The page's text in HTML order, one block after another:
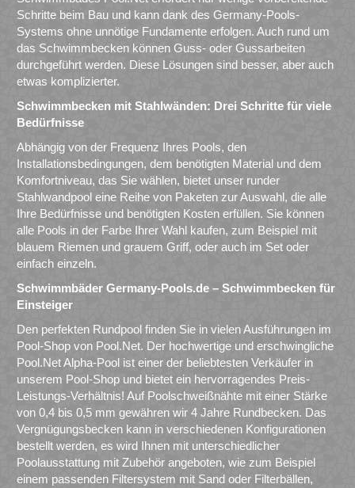
Schritte beim Bau und kann dank des Germany-Pools-
Systems ohne unnötige Fundamente erfolgen. Auch rund um
das Schwimmbecken können Guss- oder Gussarbeiten
durchgeführt werden. Diese Lösungen sind besser, aber auch
etwas komplizierter.
Schwimmbecken mit Stahlwänden: Drei Schritte für viele
Bedürfnisse
Abhängig von der Frequenz Ihres Pools, den
Installationsbedingungen, dem benötigten Material und dem
Komfortniveau, das Sie wählen, bietet unser runder
Stahlwandpool eine Reihe von Paketen zur Auswahl, die alle
Ihre Bedürfnisse und benötigten Kosten erfüllen. Sie können
alle Pools in der Farbe Ihrer Wahl kaufen, zum Beispiel mit
blauem Riemen und grauem Griff, oder auch im Set oder
einfach einzeln.
Schwimmbäder Germany-Pools.de – Schwimmbecken für
Einsteiger
Den perfekten Rundpool finden Sie in vielen Ausführungen im
Pool-Shop von Pool.Net. Der hochwertige und erschwingliche
Pool.Net Alpha-Pool ist einer der beliebtesten Verkäufer in
unserem Pool-Shop und bietet ein hervorragendes Preis-
Leistungs-Verhältnis! Auf Poolschweißnähte mit einer Stärke
von 0,4 bis 0,5 mm gewähren wir 4 Jahre Rundbecken. Das
Vergnügungsbecken kann in verschiedenen Konfigurationen
bestellt werden, es wird Ihnen mit unterschiedlicher
Poolausstattung mit Zubehör angeboten, wie zum Beispiel
einem passenden Filtersystem mit Sand oder Filterbällen,